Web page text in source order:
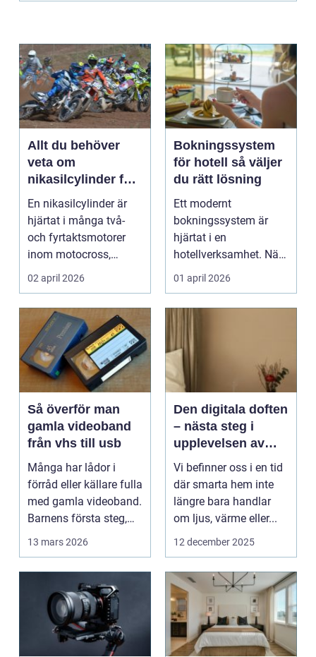
Allt du behöver
veta om
nikasilcylinder för
motorcykel och
snöskoter
En nikasilcylinder är
hjärtat i många två-
och fyrtaktsmotorer
inom motocross,
enduro och
snöskoter....
02 april 2026
Bokningssystem
för hotell så väljer
du rätt lösning
Ett modernt
bokningssystem är
hjärtat i en
hotellverksamhet. När
bokningar,
incheckning,
betalningar...
01 april 2026
Så överför man
gamla videoband
från vhs till usb
Många har lådor i
förråd eller källare fulla
med gamla videoband.
Barnens första steg,
släktkalas, s...
13 mars 2026
Den digitala doften
– nästa steg i
upplevelsen av
smarta hem
Vi befinner oss i en tid
där smarta hem inte
längre bara handlar
om ljus, värme eller...
12 december 2025